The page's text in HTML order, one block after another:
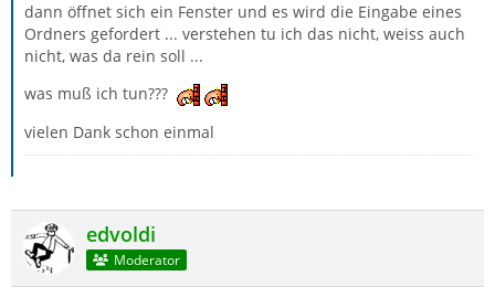
dann öffnet sich ein Fenster und es wird die Eingabe eines
Ordners gefordert ... verstehen tu ich das nicht, weiss auch
nicht, was da rein soll ...
was muß ich tun???
vielen Dank schon einmal
edvoldi
Moderator